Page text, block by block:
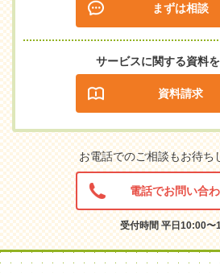
まずは相談
サービスに関する資料
資料請求
お電話でのご相談もお待ち
電話でお問い合
受付時間 平日10:00〜